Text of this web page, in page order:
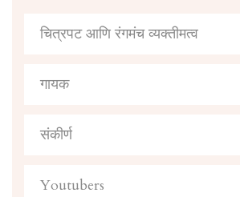
चित्रपट आणि रंगमंच व्यक्तीमत्व
गायक
संकीर्ण
Youtubers